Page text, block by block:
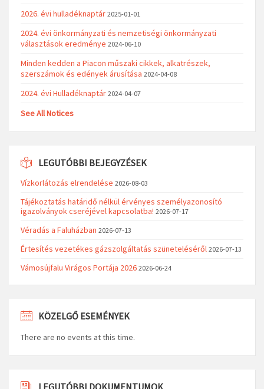
2026. évi hulladéknaptár 2025-01-01
2024. évi önkormányzati és nemzetiségi önkormányzati
választások eredménye 2024-06-10
Minden kedden a Piacon műszaki cikkek, alkatrészek,
szerszámok és edények árusítása 2024-04-08
2024. évi Hulladéknaptár 2024-04-07
See All Notices
LEGUTÓBBI BEJEGYZÉSEK
Vízkorlátozás elrendelése 2026-08-03
Tájékoztatás határidő nélkül érvényes személyazonosító
igazolványok cseréjével kapcsolatba! 2026-07-17
Véradás a Faluházban 2026-07-13
Értesítés vezetékes gázszolgáltatás szüneteléséről 2026-07-13
Vámosújfalu Virágos Portája 2026 2026-06-24
KÖZELGŐ ESEMÉNYEK
There are no events at this time.
LEGUTÓBBI DOKUMENTUMOK